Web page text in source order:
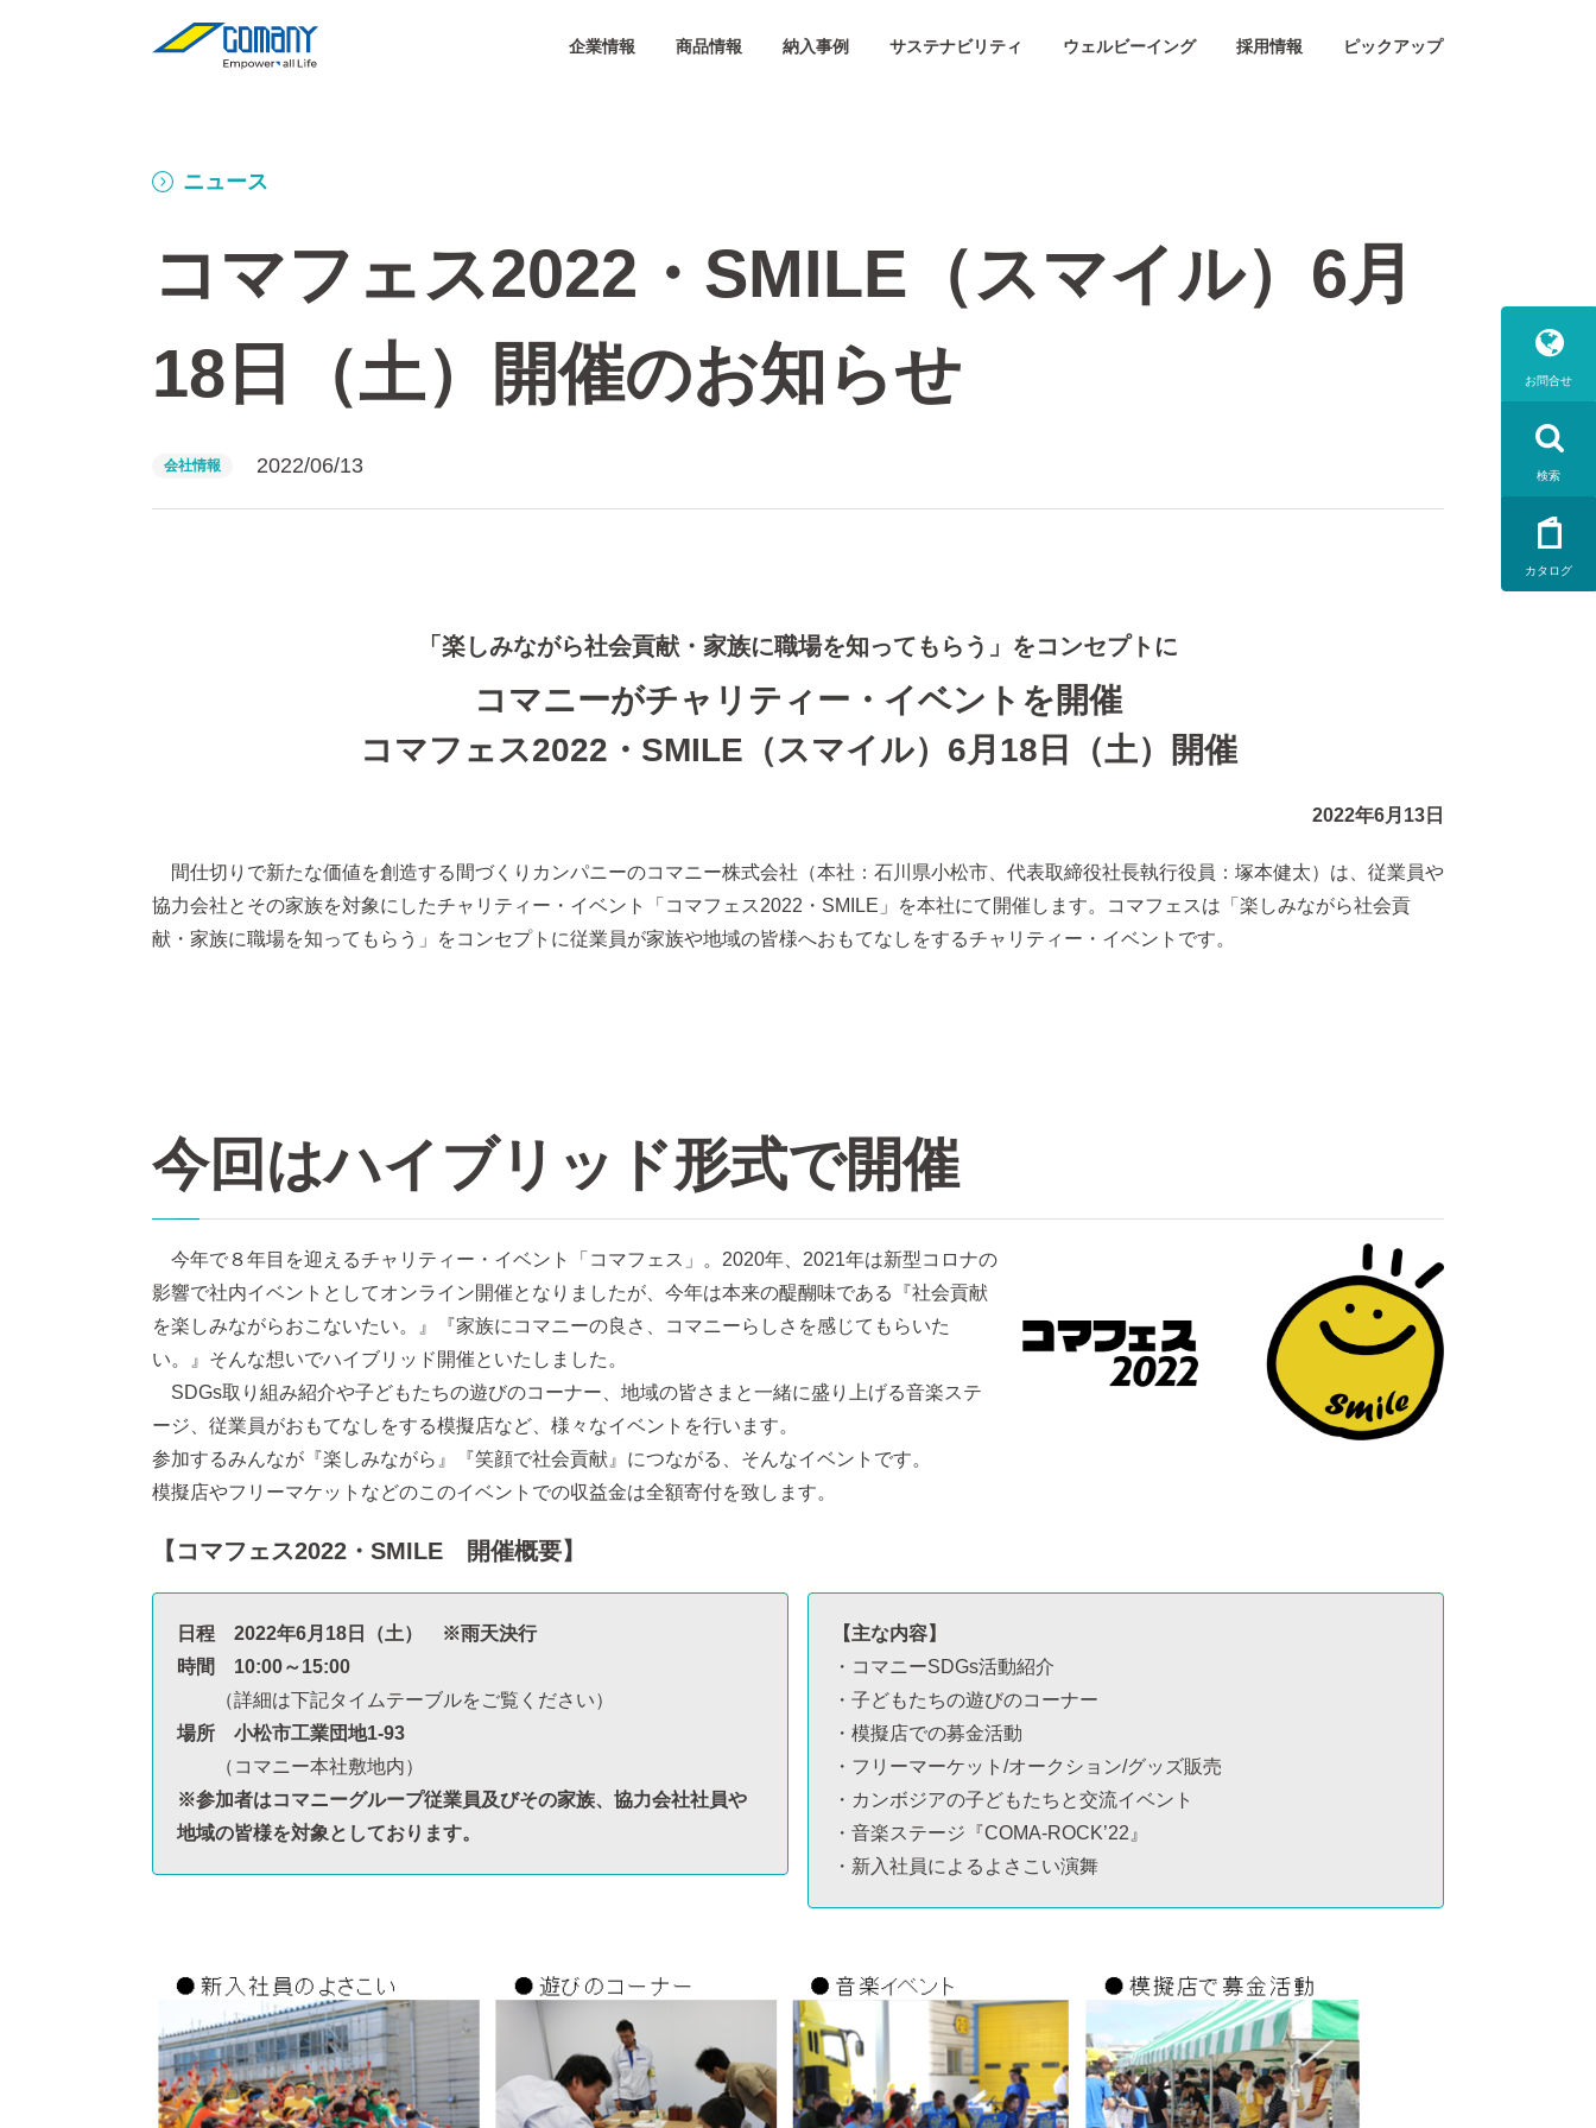
企業情報 商品情報 納入事例 サステナビリティ ウェルビーイング 採用情報 ピックアップ
お問合せ
検索
カタログ
ニュース
コマフェス2022・SMILE（スマイル）6月
18日（土）開催のお知らせ
会社情報 2022/06/13
「楽しみながら社会貢献・家族に職場を知ってもらう」をコンセプトに
コマニーがチャリティー・イベントを開催
コマフェス2022・SMILE（スマイル）6月18日（土）開催
2022年6月13日
間仕切りで新たな価値を創造する間づくりカンパニーのコマニー株式会社（本社：石川県小松市、代表取締役社長執行役員：塚本健太）は、従業員や
協力会社とその家族を対象にしたチャリティー・イベント「コマフェス2022・SMILE」を本社にて開催します。コマフェスは「楽しみながら社会貢
献・家族に職場を知ってもらう」をコンセプトに従業員が家族や地域の皆様へおもてなしをするチャリティー・イベントです。
今回はハイブリッド形式で開催
今年で８年目を迎えるチャリティー・イベント「コマフェス」。2020年、2021年は新型コロナの
影響で社内イベントとしてオンライン開催となりましたが、今年は本来の醍醐味である『社会貢献
を楽しみながらおこないたい。』『家族にコマニーの良さ、コマニーらしさを感じてもらいた
い。』そんな想いでハイブリッド開催といたしました。
SDGs取り組み紹介や子どもたちの遊びのコーナー、地域の皆さまと一緒に盛り上げる音楽ステ
ージ、従業員がおもてなしをする模擬店など、様々なイベントを行います。
参加するみんなが『楽しみながら』『笑顔で社会貢献』につながる、そんなイベントです。
模擬店やフリーマケットなどのこのイベントでの収益金は全額寄付を致します。
【コマフェス2022・SMILE 開催概要】
日程 2022年6月18日（土） ※雨天決行
時間 10:00～15:00
（詳細は下記タイムテーブルをご覧ください）
場所 小松市工業団地1-93
（コマニー本社敷地内）
※参加者はコマニーグループ従業員及びその家族、協力会社社員や
地域の皆様を対象としております。
【主な内容】
・コマニーSDGs活動紹介
・子どもたちの遊びのコーナー
・模擬店での募金活動
・フリーマーケット/オークション/グッズ販売
・カンボジアの子どもたちと交流イベント
・音楽ステージ『COMA-ROCK’22』
・新入社員によるよさこい演舞